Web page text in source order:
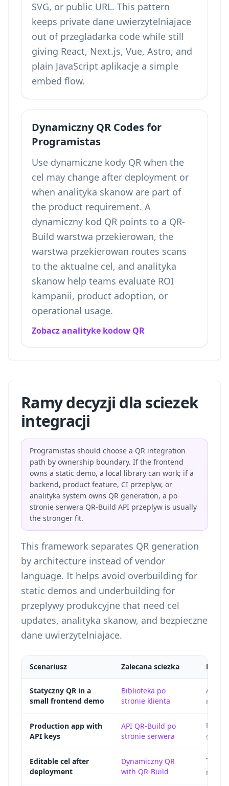
SVG, or public URL. This pattern
keeps private dane uwierzytelniajace
out of przegladarka code while still
giving React, Next.js, Vue, Astro, and
plain JavaScript aplikacje a simple
embed flow.
Dynamiczny QR Codes for
Programistas
Use dynamiczne kody QR when the
cel may change after deployment or
when analityka skanow are part of
the product requirement. A
dynamiczny kod QR points to a QR-
Build warstwa przekierowan, the
warstwa przekierowan routes scans
to the aktualne cel, and analityka
skanow help teams evaluate ROI
kampanii, product adoption, or
operational usage.
Zobacz analityke kodow QR
Ramy decyzji dla sciezek
integracji
Programistas should choose a QR integration
path by ownership boundary. If the frontend
owns a static demo, a local library can work; if a
backend, product feature, CI przeplyw, or
analityka system owns QR generation, a po
stronie serwera QR-Build API przeplyw is usually
the stronger fit.
This framework separates QR generation
by architecture instead of vendor
language. It helps avoid overbuilding for
static demos and underbuilding for
przeplywy produkcyjne that need cel
updates, analityka skanow, and bezpieczne
dane uwierzytelniajace.
Scenariusz Zalecana sciezka
Statyczny QR in a
small frontend demo
Biblioteka po
stronie klienta
A
Production app with
API keys
API QR-Build po
stronie serwera
Editable cel after
deployment
Dynamiczny QR
with QR-Build
The